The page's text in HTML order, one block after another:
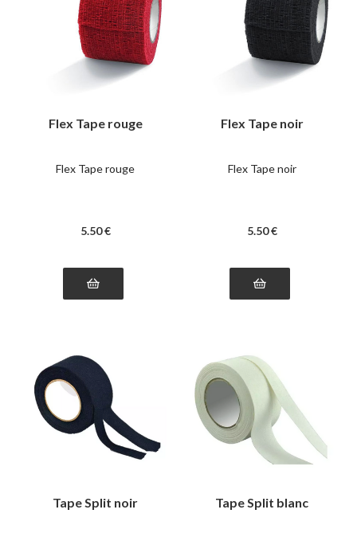
Flex Tape rouge
Flex Tape rouge
5.50 €
Flex Tape noir
Flex Tape noir
5.50 €
Tape Split noir Tape Split blanc